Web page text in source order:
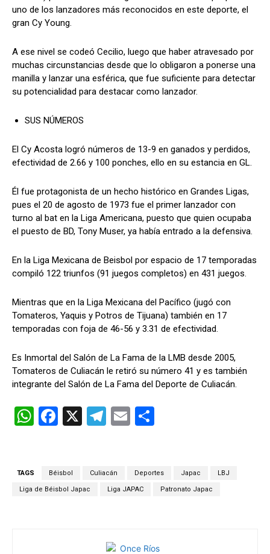
uno de los lanzadores más reconocidos en este deporte, el
gran Cy Young.
A ese nivel se codeó Cecilio, luego que haber atravesado por
muchas circunstancias desde que lo obligaron a ponerse una
manilla y lanzar una esférica, que fue suficiente para detectar
su potencialidad para destacar como lanzador.
SUS NÚMEROS
El Cy Acosta logró números de 13-9 en ganados y perdidos,
efectividad de 2.66 y 100 ponches, ello en su estancia en GL.
Él fue protagonista de un hecho histórico en Grandes Ligas,
pues el 20 de agosto de 1973 fue el primer lanzador con
turno al bat en la Liga Americana, puesto que quien ocupaba
el puesto de BD, Tony Muser, ya había entrado a la defensiva.
En la Liga Mexicana de Beisbol por espacio de 17 temporadas
compiló 122 triunfos (91 juegos completos) en 431 juegos.
Mientras que en la Liga Mexicana del Pacífico (jugó con
Tomateros, Yaquis y Potros de Tijuana) también en 17
temporadas con foja de 46-56 y 3.31 de efectividad.
Es Inmortal del Salón de La Fama de la LMB desde 2005,
Tomateros de Culiacán le retiró su número 41 y es también
integrante del Salón de La Fama del Deporte de Culiacán.
W
A
F
b
o
X
T
gr
a
E
p
ar
TAGS Béisbol Culiacán Deportes Japac LBJ
Liga de Béisbol Japac Liga JAPAC Patronato Japac